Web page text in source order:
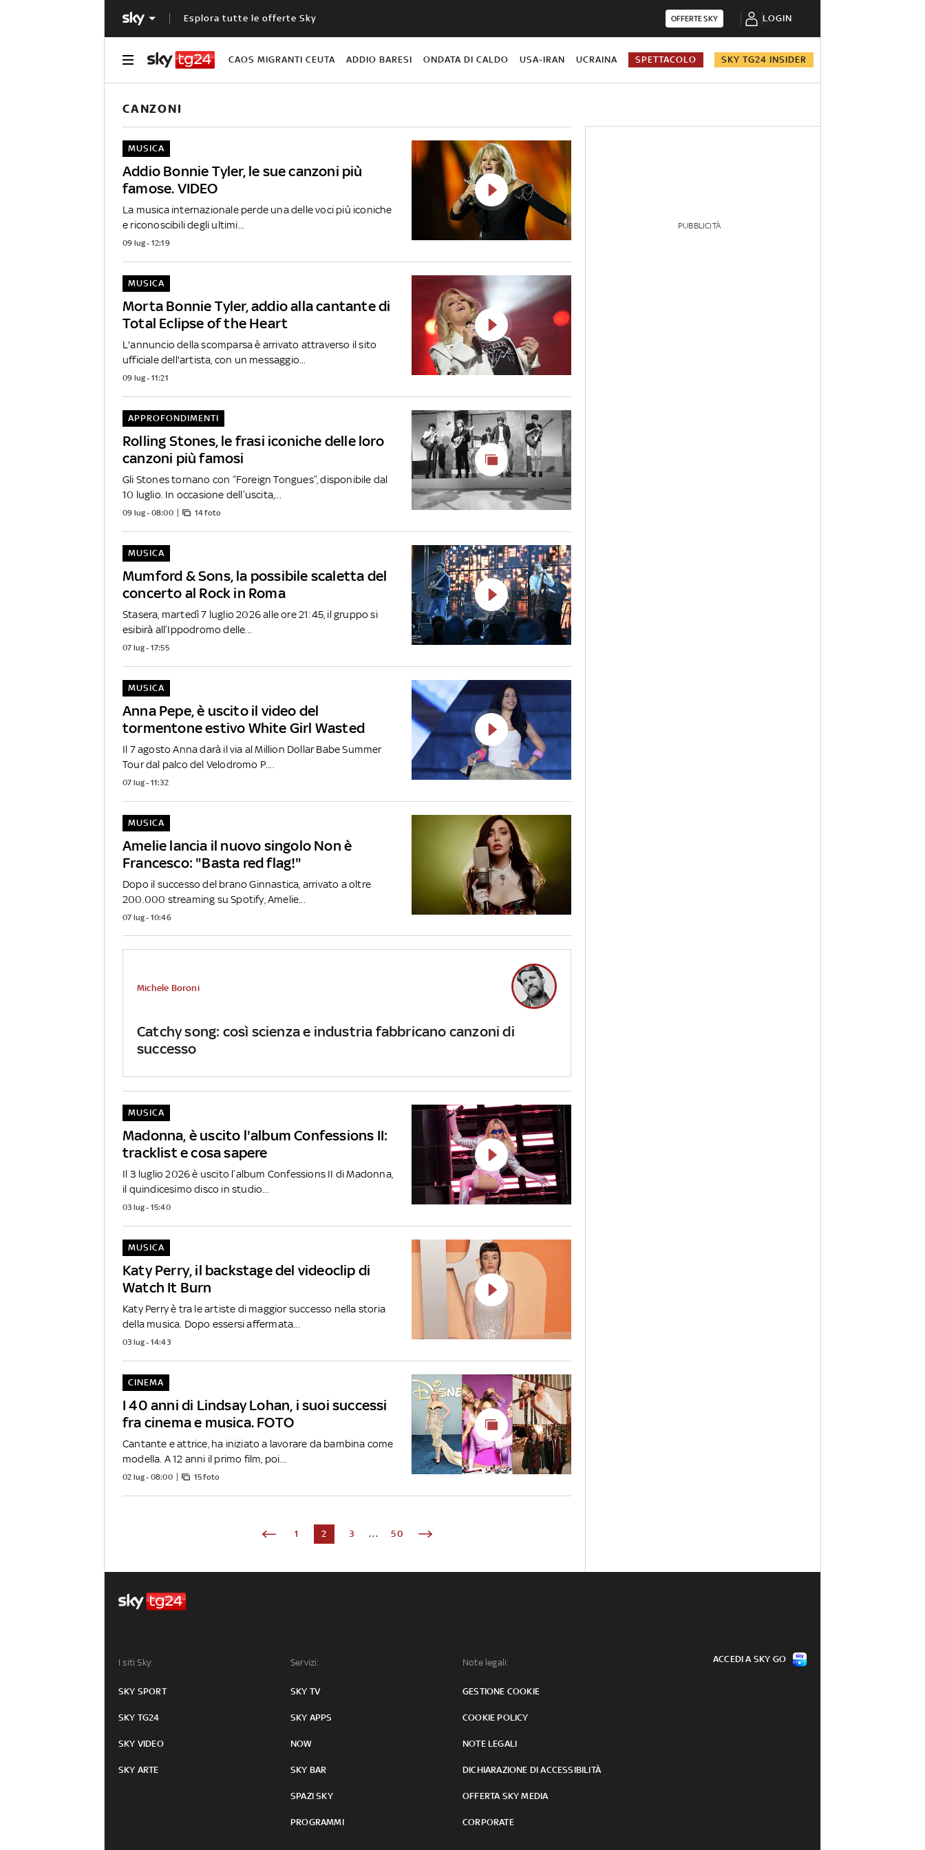
Esplora tutte le offerte Sky OFFERTE SKY LOGIN
CAOS MIGRANTI CEUTA ADDIO BARESI ONDATA DI CALDO USA-IRAN UCRAINA SPETTACOLO SKY TG24 INSIDER
CANZONI
Addio Bonnie Tyler, le sue canzoni più
famose. VIDEO
MUSICA
La musica internazionale perde una delle voci più iconiche
e riconoscibili degli ultimi...
09 lug - 12:19
Morta Bonnie Tyler, addio alla cantante di
Total Eclipse of the Heart
MUSICA
L'annuncio della scomparsa è arrivato attraverso il sito
ufficiale dell'artista, con un messaggio...
09 lug - 11:21
Rolling Stones, le frasi iconiche delle loro
canzoni più famosi
APPROFONDIMENTI
Gli Stones tornano con “Foreign Tongues”, disponibile dal
10 luglio. In occasione dell’uscita,...
09 lug - 08:00 14 foto
Mumford & Sons, la possibile scaletta del
concerto al Rock in Roma
MUSICA
Stasera, martedì 7 luglio 2026 alle ore 21:45, il gruppo si
esibirà all’Ippodromo delle...
07 lug - 17:55
Anna Pepe, è uscito il video del
tormentone estivo White Girl Wasted
MUSICA
Il 7 agosto Anna darà il via al Million Dollar Babe Summer
Tour dal palco del Velodromo P....
07 lug - 11:32
Amelie lancia il nuovo singolo Non è
Francesco: "Basta red flag!"
MUSICA
Dopo il successo del brano Ginnastica, arrivato a oltre
200.000 streaming su Spotify, Amelie...
07 lug - 10:46
Catchy song: così scienza e industria fabbricano canzoni di
successo
Michele Boroni
Madonna, è uscito l'album Confessions II:
tracklist e cosa sapere
MUSICA
Il 3 luglio 2026 è uscito l’album Confessions II di Madonna,
il quindicesimo disco in studio...
03 lug - 15:40
Katy Perry, il backstage del videoclip di
Watch It Burn
MUSICA
Katy Perry è tra le artiste di maggior successo nella storia
della musica. Dopo essersi affermata...
03 lug - 14:43
I 40 anni di Lindsay Lohan, i suoi successi
fra cinema e musica. FOTO
CINEMA
Cantante e attrice, ha iniziato a lavorare da bambina come
modella. A 12 anni il primo film, poi...
02 lug - 08:00 15 foto
1 2 3 ... 50
PUBBLICITÀ
I siti Sky:
SKY SPORT
SKY TG24
SKY VIDEO
SKY ARTE
Servizi:
SKY TV
SKY APPS
NOW
SKY BAR
SPAZI SKY
PROGRAMMI
Note legali:
GESTIONE COOKIE
COOKIE POLICY
NOTE LEGALI
DICHIARAZIONE DI ACCESSIBILITÀ
OFFERTA SKY MEDIA
CORPORATE
ACCEDI A SKY GO